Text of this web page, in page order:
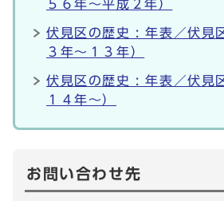
５６年～平成２年）
伏見区の歴史 : 年表／伏見
３年～１３年）
伏見区の歴史 : 年表／伏見
１４年～）
お問い合わせ先